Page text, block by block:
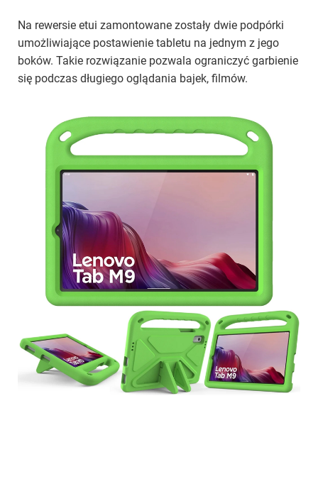
Na rewersie etui zamontowane zostały dwie podpórki
umożliwiające postawienie tabletu na jednym z jego
boków. Takie rozwiązanie pozwala ograniczyć garbienie
się podczas długiego oglądania bajek, filmów.